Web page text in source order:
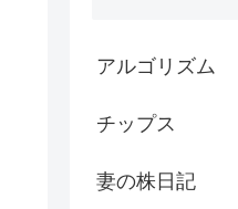
アルゴリズム
チップス
妻の株日記